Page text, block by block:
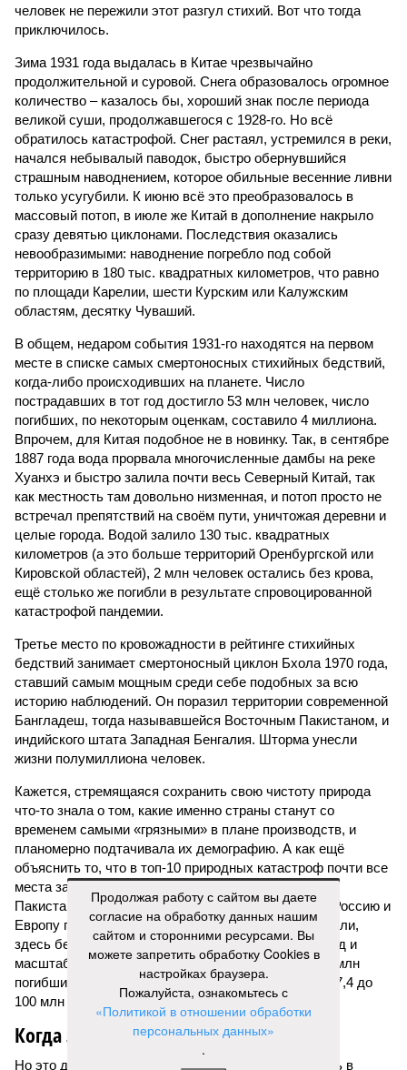
человек не пережили этот разгул стихий. Вот что тогда
приключилось.
Зима 1931 года выдалась в Китае чрезвычайно
продолжительной и суровой. Снега образовалось огромное
количество – казалось бы, хороший знак после периода
великой суши, продолжавшегося с 1928-го. Но всё
обратилось катастрофой. Снег растаял, устремился в реки,
начался небывалый паводок, быстро обернувшийся
страшным наводнением, которое обильные весенние ливни
только усугубили. К июню всё это преобразовалось в
массовый потоп, в июле же Китай в дополнение накрыло
сразу девятью циклонами. Последствия оказались
невообразимыми: наводнение погребло под собой
территорию в 180 тыс. квадратных километров, что равно
по площади Карелии, шести Курским или Калужским
областям, десятку Чуваший.
В общем, недаром события 1931-го находятся на первом
месте в списке самых смертоносных стихийных бедствий,
когда-либо происходивших на планете. Число
пострадавших в тот год достигло 53 млн человек, число
погибших, по некоторым оценкам, составило 4 миллиона.
Впрочем, для Китая подобное не в новинку. Так, в сентябре
1887 года вода прорвала многочисленные дамбы на реке
Хуанхэ и быстро залила почти весь Северный Китай, так
как местность там довольно низменная, и потоп просто не
встречал препятствий на своём пути, уничтожая деревни и
целые города. Водой залило 130 тыс. квадратных
километров (а это больше территорий Оренбургской или
Кировской областей), 2 млн человек остались без крова,
ещё столько же погибли в результате спровоцированной
катастрофой пандемии.
Третье место по кровожадности в рейтинге стихийных
бедствий занимает смертоносный циклон Бхола 1970 года,
ставший самым мощным среди себе подобных за всю
историю наблюдений. Он поразил территории современной
Бангладеш, тогда называвшейся Восточным Пакистаном, и
индийского штата Западная Бенгалия. Шторма унесли
жизни полумиллиона человек.
Кажется, стремящаяся сохранить свою чистоту природа
что-то знала о том, какие именно страны станут со
временем самыми «грязными» в плане производств, и
планомерно подтачивала их демографию. А как ещё
объяснить то, что в топ-10 природных катастроф почти все
места занимают бедствия, разразившиеся в Индии,
Пакистане, Бангладеш и Турции? Что характерно, Россию и
Европу подобные катастрофы никогда не затрагивали,
здесь беды были другими, включая массовый голод и
масштабные эпидемии вроде бубонной чумы (200 млн
погибших) или «испанки» (по разным оценкам, от 17,4 до
100 млн погибших во всём мире).
Когда земля – дыбом
Но это дела давно минувших дней. А что нам ждать в
Продолжая работу с сайтом вы даете
согласие на обработку данных нашим
сайтом и сторонними ресурсами. Вы
можете запретить обработку Cookies в
настройках браузера.
Пожалуйста, ознакомьтесь с
«Политикой в отношении обработки
персональных данных»
.